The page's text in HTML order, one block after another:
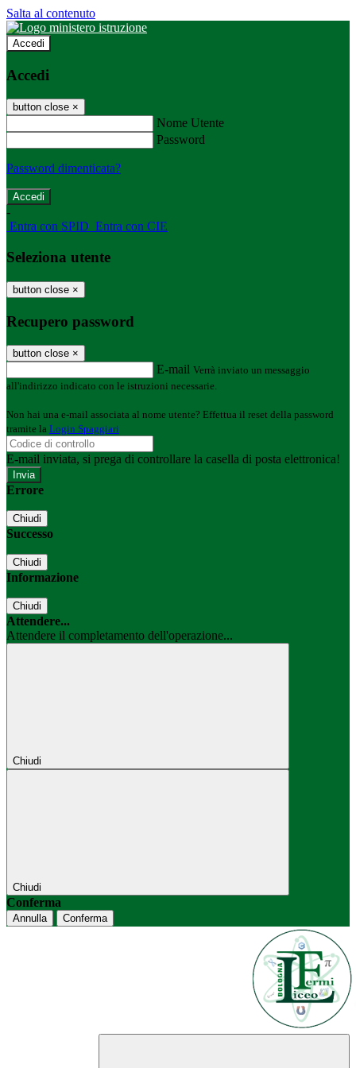
Salta al contenuto
Accedi
Accedi
button close ×
Nome Utente
Password
Password dimenticata?
-
Entra con SPID Entra con CIE
Seleziona utente
button close ×
Recupero password
button close ×
E-mail Verrà inviato un messaggio
all'indirizzo indicato con le istruzioni necessarie.
Non hai una e-mail associata al nome utente? Effettua il reset della password
tramite la Login Spaggiari
E-mail inviata, si prega di controllare la casella di posta elettronica!
Errore
Chiudi
Successo
Chiudi
Informazione
Chiudi
Attendere...
Attendere il completamento dell'operazione...
Chiudi
Chiudi
Conferma
Annulla Conferma